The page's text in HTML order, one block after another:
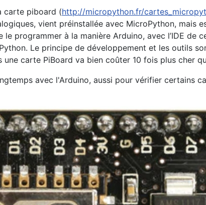
carte piboard (http://micropython.fr/
vient préinstallée avec MicroPython,
programmer à la manière Arduino, avec l’IDE de
Le principe de développement et les outils
une carte PiBoard va bien coûter 10 fois plus cher
avec l'Arduino, aussi pour vérifier certains